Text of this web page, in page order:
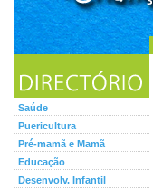
Saúde
Puericultura
Pré-mamã e Mamã
Educação
Desenvolv. Infantil